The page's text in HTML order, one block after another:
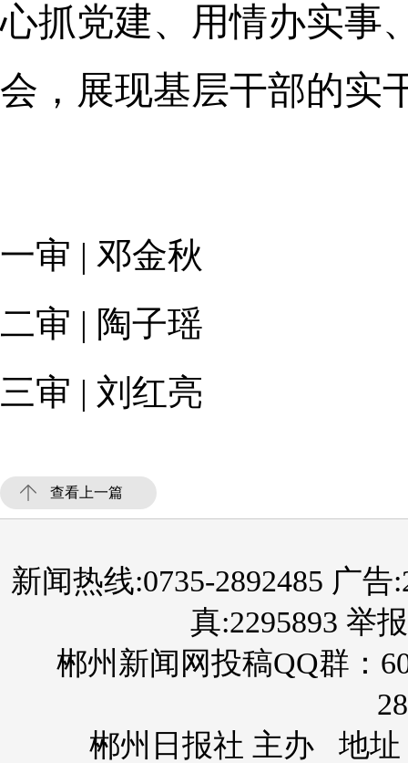
心抓党建、用情办实事
会，展现基层干部的实
一审 | 邓金秋
二审 | 陶子瑶
三审 | 刘红亮
查看上一篇
新闻热线:0735-2892485 广告
真:2295893 举
郴州新闻网投稿QQ群：
郴州日报社 主办 地址